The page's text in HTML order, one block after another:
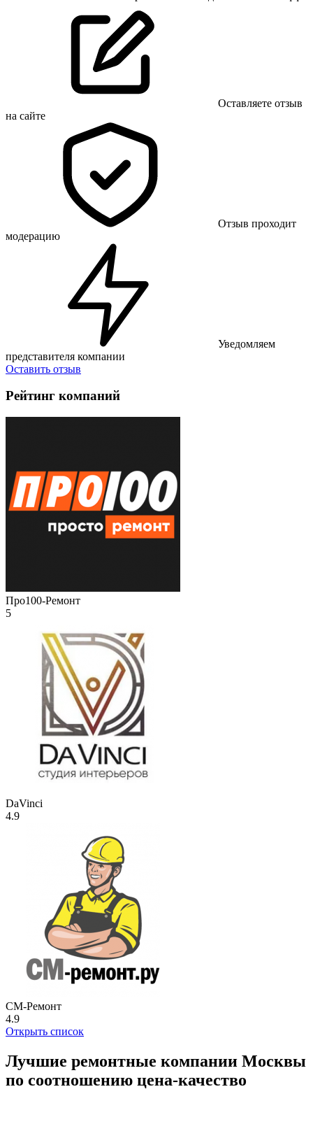
Оставляете отзыв
на сайте
Отзыв проходит
модерацию
Уведомляем
представителя компании
Оставить отзыв
Рейтинг компаний
Про100-Ремонт
5
DaVinci
4.9
СМ-Ремонт
4.9
Открыть список
Лучшие ремонтные компании Москвы
по соотношению цена-качество